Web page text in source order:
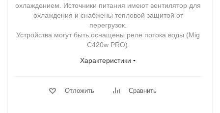
охлаждением. Источники питания имеют вентилятор для
охлаждения и снабжены тепловой защитой от
перегрузок.
Устройства могут быть оснащены реле потока воды (Mig
C420w PRO).
Характеристики
Отложить Сравнить